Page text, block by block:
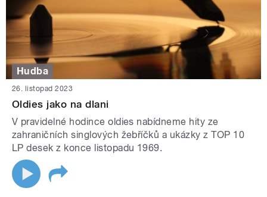
Hudba
26. listopad 2023
Oldies jako na dlani
V pravidelné hodince oldies nabídneme hity ze
zahraničních singlových žebříčků a ukázky z TOP 10
LP desek z konce listopadu 1969.